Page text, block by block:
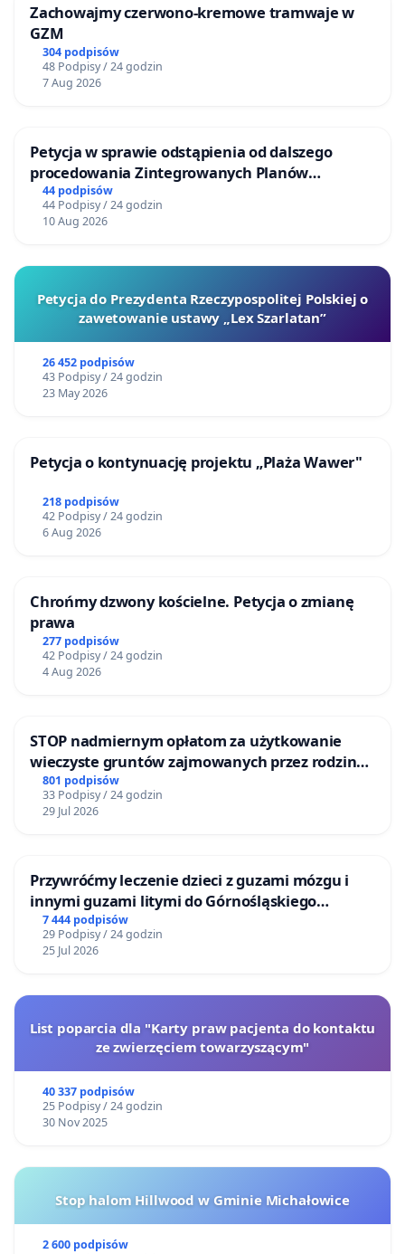
Zachowajmy czerwono-kremowe tramwaje w
GZM
304 podpisów
48 Podpisy / 24 godzin
7 Aug 2026
Petycja w sprawie odstąpienia od dalszego
procedowania Zintegrowanych Planów
Inwestycyjnych „Myślenice – Barnasiówka” oraz
„Myślenice – Bukówka”
44 podpisów
44 Podpisy / 24 godzin
10 Aug 2026
Petycja do Prezydenta Rzeczypospolitej Polskiej o
zawetowanie ustawy „Lex Szarlatan”
26 452 podpisów
43 Podpisy / 24 godzin
23 May 2026
Petycja o kontynuację projektu „Plaża Wawer"
218 podpisów
42 Podpisy / 24 godzin
6 Aug 2026
Chrońmy dzwony kościelne. Petycja o zmianę
prawa
277 podpisów
42 Podpisy / 24 godzin
4 Aug 2026
STOP nadmiernym opłatom za użytkowanie
wieczyste gruntów zajmowanych przez rodzinne
ogrody działkowe.
801 podpisów
33 Podpisy / 24 godzin
29 Jul 2026
Przywróćmy leczenie dzieci z guzami mózgu i
innymi guzami litymi do Górnośląskiego
Centrum Zdrowia Dziecka w Katowicach
7 444 podpisów
29 Podpisy / 24 godzin
25 Jul 2026
List poparcia dla "Karty praw pacjenta do kontaktu
ze zwierzęciem towarzyszącym"
40 337 podpisów
25 Podpisy / 24 godzin
30 Nov 2025
Stop halom Hillwood w Gminie Michałowice
2 600 podpisów